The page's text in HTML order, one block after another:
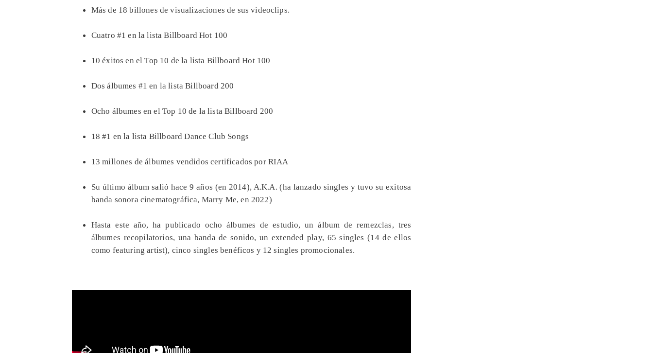
Más de 18 billones de visualizaciones de sus videoclips.
Cuatro #1 en la lista Billboard Hot 100
10 éxitos en el Top 10 de la lista Billboard Hot 100
Dos álbumes #1 en la lista Billboard 200
Ocho álbumes en el Top 10 de la lista Billboard 200
18 #1 en la lista Billboard Dance Club Songs
13 millones de álbumes vendidos certificados por RIAA
Su último álbum salió hace 9 años (en 2014), A.K.A. (ha lanzado singles y tuvo su exitosa
banda sonora cinematográfica, Marry Me, en 2022)
Hasta este año, ha publicado ocho álbumes de estudio, un álbum de remezclas, tres
álbumes recopilatorios, una banda de sonido, un extended play, 65 singles (14 de ellos
como featuring artist), cinco singles benéficos y 12 singles promocionales.